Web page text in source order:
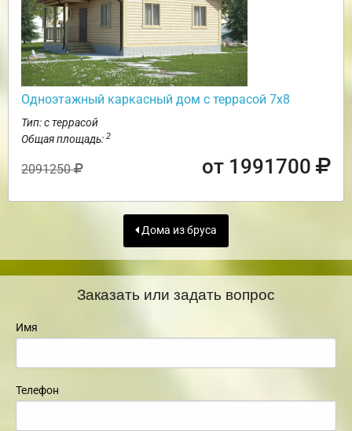
Одноэтажный каркасный дом с террасой 7х8
Тип: с террасой
Общая площадь: 2
2091250 от 1991700
Дома из бруса
Заказать или задать вопрос
Имя
Телефон